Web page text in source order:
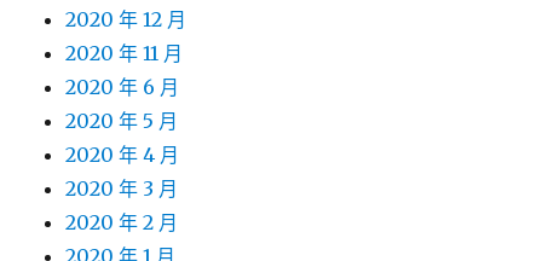
2020 年 12 月
2020 年 11 月
2020 年 6 月
2020 年 5 月
2020 年 4 月
2020 年 3 月
2020 年 2 月